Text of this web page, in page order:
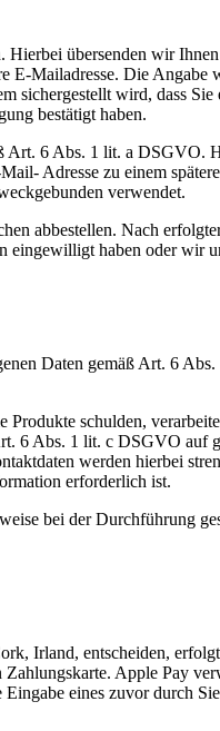
übersenden wir
E-Mailadresse. Die
sichergestellt wird, dass
bestätigt haben.
6 Abs. 1 lit. a DSGVO.
Adresse zu einem
verwendet.
abbestellen. Nach
haben oder wir
Daten gemäß Art. 6
schulden,
6 Abs. 1 lit. c DSGVO auf
werden hierbei
erforderlich ist.
bei der Durchführung
Irland, entscheiden,
Apple Pay
eines zuvor durch